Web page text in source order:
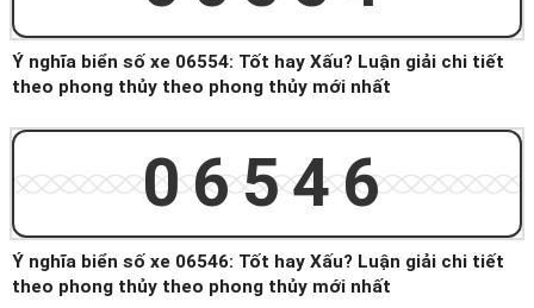
Ý nghĩa biển số xe 06554: Tốt hay Xấu? Luận giải chi tiết
theo phong thủy theo phong thủy mới nhất
06546
Ý nghĩa biển số xe 06546: Tốt hay Xấu? Luận giải chi tiết
theo phong thủy theo phong thủy mới nhất